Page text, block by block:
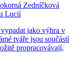
Zedníčková
Lucií
jako výhra v
tváře jsou součástí
propracovávají,